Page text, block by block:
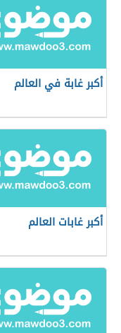
أكبر غابة في العالم
أكبر غابات العالم